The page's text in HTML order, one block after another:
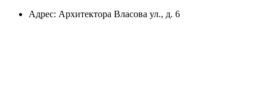
Адрес: Архитектора Власова ул., д. 6